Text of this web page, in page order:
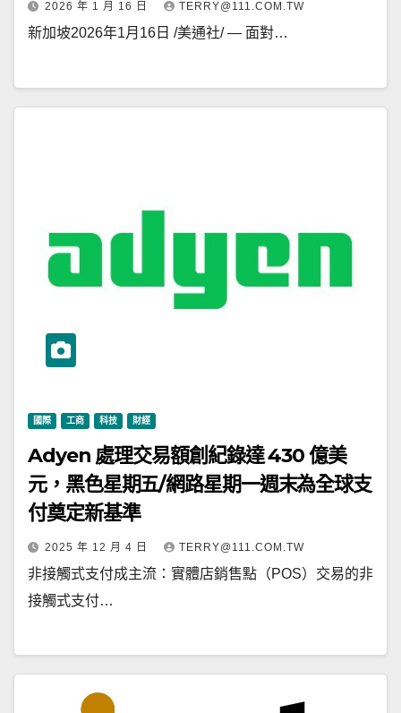
2026 年 1 月 16 日 TERRY@111.COM.TW
新加坡2026年1月16日 /美通社/ — 面對…
國際 工商 科技 財經
Adyen 處理交易額創紀錄達 430 億美
元，黑色星期五/網路星期一週末為全球支
付奠定新基準
2025 年 12 月 4 日 TERRY@111.COM.TW
非接觸式支付成主流：實體店銷售點（POS）交易的非
接觸式支付…